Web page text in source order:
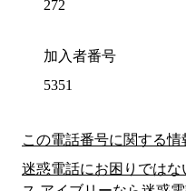
272
加入者番号
5351
この電話番号に関する情
迷惑電話にお困りでは